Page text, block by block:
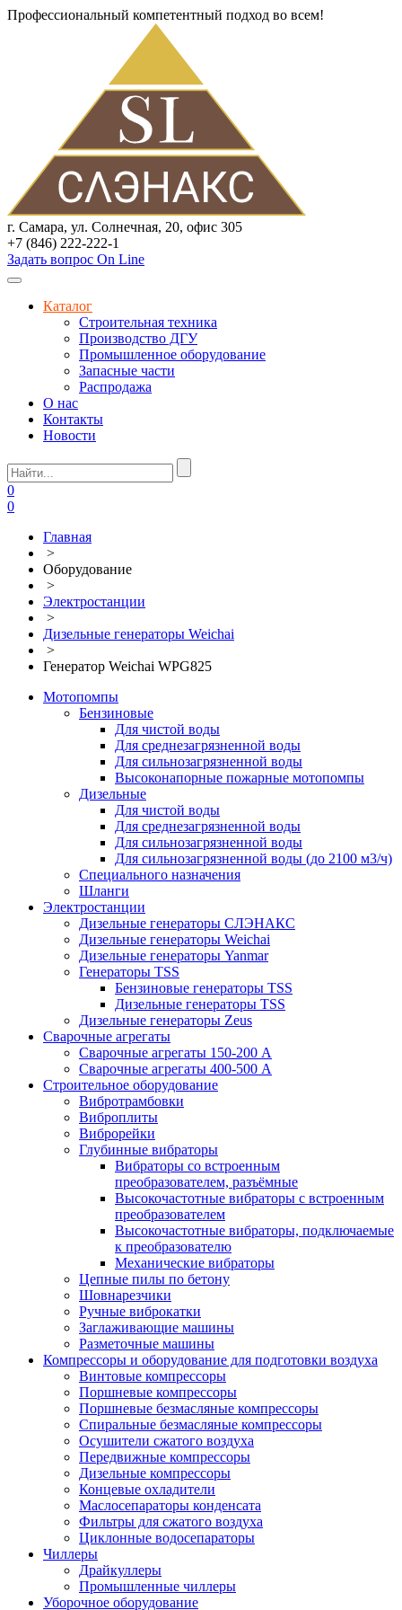
Профессиональный компетентный подход во всем!
г. Самара, ул. Солнечная, 20, офис 305
+7 (846) 222-222-1
Задать вопрос On Line
Каталог
Строительная техника
Производство ДГУ
Промышленное оборудование
Запасные части
Распродажа
О нас
Контакты
Новости
0
0
Главная
>
Оборудование
>
Электростанции
>
Дизельные генераторы Weichai
>
Генератор Weichai WPG825
Мотопомпы
Бензиновые
Для чистой воды
Для среднезагрязненной воды
Для сильнозагрязненной воды
Высоконапорные пожарные мотопомпы
Дизельные
Для чистой воды
Для среднезагрязненной воды
Для сильнозагрязненной воды
Для сильнозагрязненной воды (до 2100 м3/ч)
Специального назначения
Шланги
Электростанции
Дизельные генераторы СЛЭНАКС
Дизельные генераторы Weichai
Дизельные генераторы Yanmar
Генераторы TSS
Бензиновые генераторы TSS
Дизельные генераторы TSS
Дизельные генераторы Zeus
Сварочные агрегаты
Сварочные агрегаты 150-200 А
Сварочные агрегаты 400-500 А
Строительное оборудование
Вибротрамбовки
Виброплиты
Виброрейки
Глубинные вибраторы
Вибраторы со встроенным
преобразователем, разъёмные
Высокочастотные вибраторы с встроенным
преобразователем
Высокочастотные вибраторы, подключаемые
к преобразователю
Механические вибраторы
Цепные пилы по бетону
Шовнарезчики
Ручные виброкатки
Заглаживающие машины
Разметочные машины
Компрессоры и оборудование для подготовки воздуха
Винтовые компрессоры
Поршневые компрессоры
Поршневые безмасляные компрессоры
Спиральные безмасляные компрессоры
Осушители сжатого воздуха
Передвижные компрессоры
Дизельные компрессоры
Концевые охладители
Маслосепараторы конденсата
Фильтры для сжатого воздуха
Циклонные водосепараторы
Чиллеры
Драйкуллеры
Промышленные чиллеры
Уборочное оборудование